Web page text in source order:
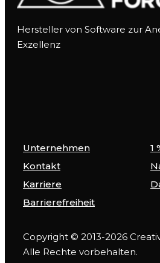
Hersteller von Software zur
Exzellenz
Unternehmen
1
Kontakt
Karriere
Barrierefreiheit
Copyright © 2013-2026
Alle Rechte vorbehalten.